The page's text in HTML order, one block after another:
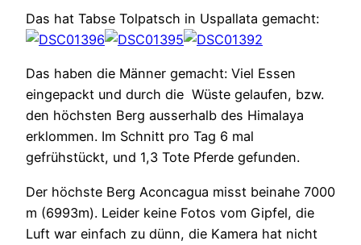
Das hat Tabse Tolpatsch in Uspallata gemacht:
Das haben die Männer gemacht: Viel Essen
eingepackt und durch die Wüste gelaufen, bzw.
den höchsten Berg ausserhalb des Himalaya
erklommen. Im Schnitt pro Tag 6 mal
gefrühstückt, und 1,3 Tote Pferde gefunden.
Der höchste Berg Aconcagua misst beinahe 7000
m (6993m). Leider keine Fotos vom Gipfel, die
Luft war einfach zu dünn, die Kamera hat nicht